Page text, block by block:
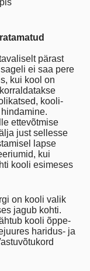
pärast
ei saa pere
kui kool on
kooli-
ettevõtmise
just sellesse
lapse
kui
kooli esimeses
on kooli valik
jagub kohti.
kooli õppe-
haridus- ja